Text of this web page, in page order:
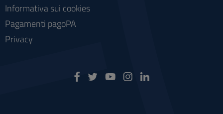
Informativa sui cookies
Pagamenti pagoPA
Privacy